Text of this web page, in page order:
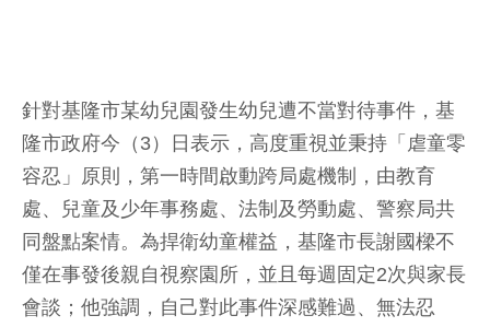
針對基隆市某幼兒園發生幼兒遭不當對待事件，基
隆市政府今（3）日表示，高度重視並秉持「虐童零
容忍」原則，第一時間啟動跨局處機制，由教育
處、兒童及少年事務處、法制及勞動處、警察局共
同盤點案情。為捍衛幼童權益，基隆市長謝國樑不
僅在事發後親自視察園所，並且每週固定2次與家長
會談；他強調，自己對此事件深感難過、無法忍